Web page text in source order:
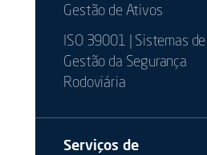
Gestão de Ativos
ISO 39001 | Sistemas de
Gestão da Segurança
Rodoviária
Serviços de